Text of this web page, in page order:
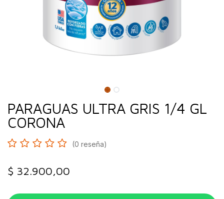
PARAGUAS ULTRA GRIS 1/4 GL
CORONA
(0 reseña)
$ 32.900,00